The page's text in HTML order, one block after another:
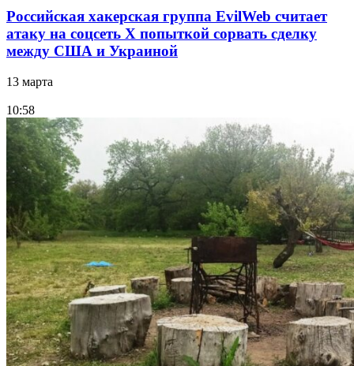
Российская хакерская группа EvilWeb считает
атаку на соцсеть Х попыткой сорвать сделку
между США и Украиной
13 марта
10:58